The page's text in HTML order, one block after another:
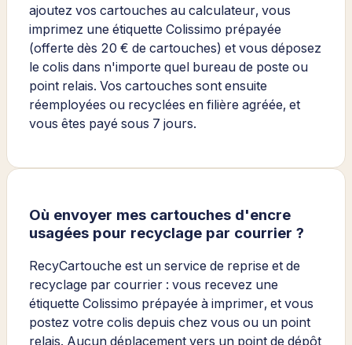
ajoutez vos cartouches au calculateur, vous
imprimez une étiquette Colissimo prépayée
(offerte dès 20 € de cartouches) et vous déposez
le colis dans n'importe quel bureau de poste ou
point relais. Vos cartouches sont ensuite
réemployées ou recyclées en filière agréée, et
vous êtes payé sous 7 jours.
Où envoyer mes cartouches d'encre
usagées pour recyclage par courrier ?
RecyCartouche est un service de reprise et de
recyclage par courrier : vous recevez une
étiquette Colissimo prépayée à imprimer, et vous
postez votre colis depuis chez vous ou un point
relais. Aucun déplacement vers un point de dépôt